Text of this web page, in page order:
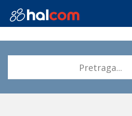
NAJČEŠĆA PITANJA
Hal E-Bank Corporate
Kvalifikovani elektronski sertifikati
Obnova
Preuzimanje Nexus Personal
O NAMA